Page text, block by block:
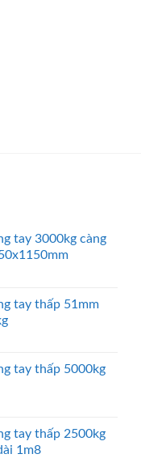
tay 3000kg càng
tay thấp 51mm
tay thấp 5000kg
tay thấp 2500kg
1m8